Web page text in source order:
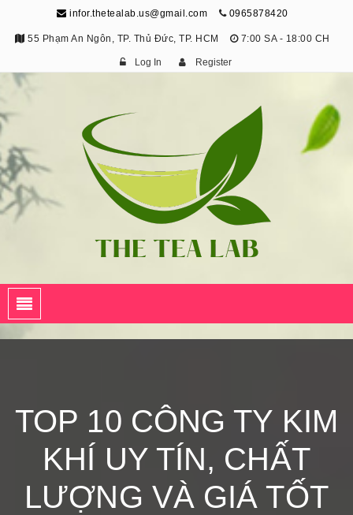
infor.thetealab.us@gmail.com 0965878420
55 Phạm An Ngôn, TP. Thủ Đức, TP. HCM 7:00 SA - 18:00 CH
Log In Register
TOP 10 CÔNG TY KIM
KHÍ UY TÍN, CHẤT
LƯỢNG VÀ GIÁ TỐT